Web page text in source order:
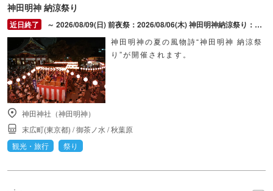
神田明神 納涼祭り
～ 2026/08/09(日) 前夜祭：2026/08/06(木) 神田明神納涼祭り：2026/08/07(金) ～ 2026/08/09(日)
神田明神の夏の風物詩“神田明神 納涼祭
り”が開催されます。
神田神社（神田明神）
末広町(東京都) /御茶ノ水 /秋葉原
観光・旅行
祭り